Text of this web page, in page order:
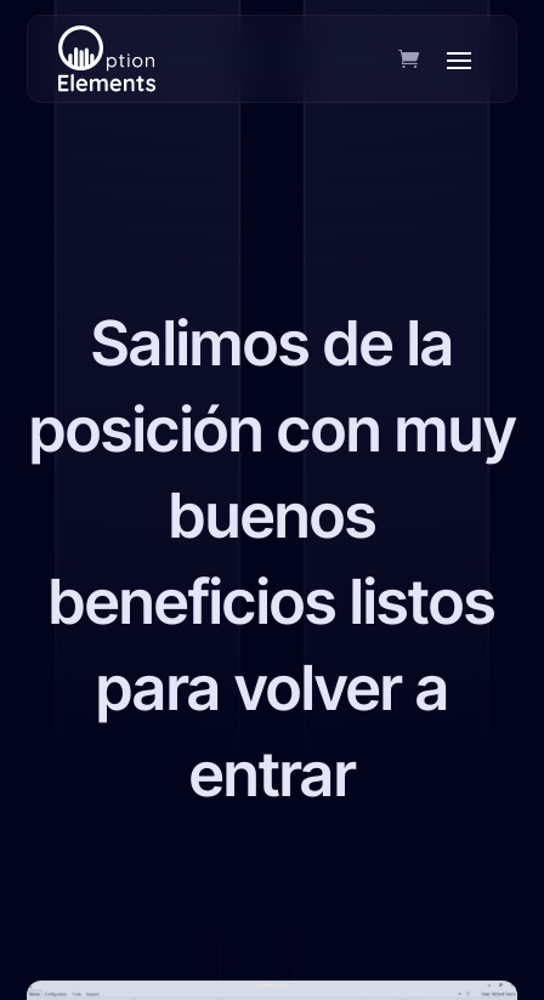
Salimos de la
posición con muy
buenos
beneficios listos
para volver a
entrar